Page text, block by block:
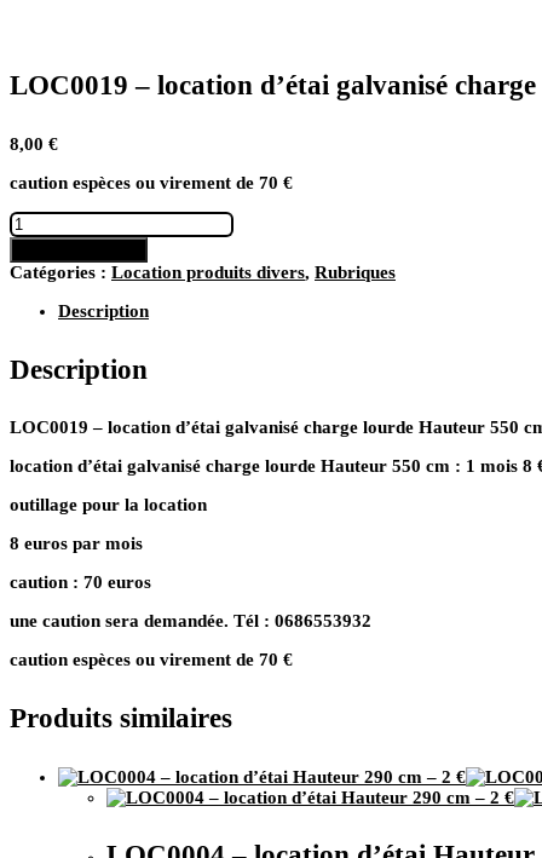
LOC0019 – location d’étai galvanisé
8,00 €
caution espèces ou virement de 70 €
quantité
de
LOC0019
–
location
charge
lourde
550
–
€
Catégories : Location produits divers, Rubriques
Description
Description
LOC0019 – location d’étai galvanisé charge lourde Hauteur 550
location d’étai galvanisé charge lourde Hauteur 550 cm : 1 mois 8
outillage pour la location
8 euros par mois
caution : 70 euros
une caution sera demandée. Tél : 0686553932
caution espèces ou virement de 70 €
Produits similaires